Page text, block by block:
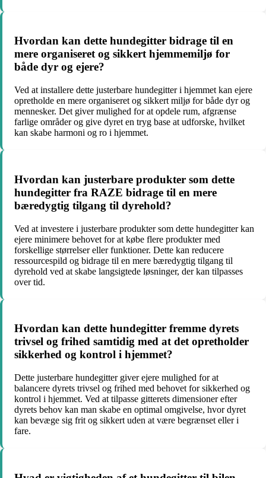
Hvordan kan dette hundegitter bidrage til en
mere organiseret og sikkert hjemmemiljø for
både dyr og ejere?
Ved at installere dette justerbare hundegitter i hjemmet kan ejere
opretholde en mere organiseret og sikkert miljø for både dyr og
mennesker. Det giver mulighed for at opdele rum, afgrænse
farlige områder og give dyret en tryg base at udforske, hvilket
kan skabe harmoni og ro i hjemmet.
Hvordan kan justerbare produkter som dette
hundegitter fra RAZE bidrage til en mere
bæredygtig tilgang til dyrehold?
Ved at investere i justerbare produkter som dette hundegitter kan
ejere minimere behovet for at købe flere produkter med
forskellige størrelser eller funktioner. Dette kan reducere
ressourcespild og bidrage til en mere bæredygtig tilgang til
dyrehold ved at skabe langsigtede løsninger, der kan tilpasses
over tid.
Hvordan kan dette hundegitter fremme dyrets
trivsel og frihed samtidig med at det opretholder
sikkerhed og kontrol i hjemmet?
Dette justerbare hundegitter giver ejere mulighed for at
balancere dyrets trivsel og frihed med behovet for sikkerhed og
kontrol i hjemmet. Ved at tilpasse gitterets dimensioner efter
dyrets behov kan man skabe en optimal omgivelse, hvor dyret
kan bevæge sig frit og sikkert uden at være begrænset eller i
fare.